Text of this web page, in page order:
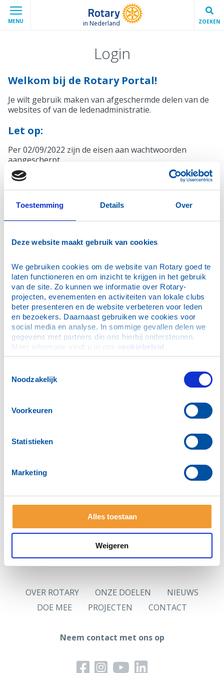
Toestemming Details Over
Deze website maakt gebruik van cookies
We gebruiken cookies om de website van Rotary goed te
laten functioneren en om inzicht te krijgen in het gebruik
van de site. Zo kunnen we informatie over Rotary-
projecten, evenementen en activiteiten van lokale clubs
beter presenteren en de website verbeteren voor leden
en bezoekers. Daarnaast gebruiken we cookies voor
social media en analyse. In sommige gevallen delen we
gegevens met partners die ons hierbij ondersteunen.
Meer informatie vindt u in ons cookiebeleid
Noodzakelijk
Voorkeuren
Statistieken
Marketing
Alles toestaan
Weigeren
MENU in Nederland ZOEKEN
Login
Welkom bij de Rotary Portal!
Je wilt gebruik maken van afgeschermde delen van de
websites of van de ledenadministratie.
Let op:
Per 02/09/2022 zijn de eisen aan wachtwoorden
aangescherpt.
Mocht je wachtwoord niet voldoen, krijg je bij het
inloggen automatisch een melding en de mogelijkheid
een nieuw wachtwoord in te stellen.
Inloggen
Wachtwoord*
Dit is mijn privécomputer, onthoud mijn login (je blijft
maximaal 30 dagen ingelogd)
N.B. De inloggegevens zijn ook geldig voor de Rotary
Hulp bij inloggen
Vraag dan eerst
Hoofdlettergevoelig
Let op: Je wachtwoord is hoofdlettergevoelig.
Jouw in de ledenadministratie opgenomen persoonlijk
e-mailadres is jouw gebruikersnaam.
OVER ROTARY ONZE DOELEN
NIEUWS
DOE MEE
PROJECTEN CONTACT
Neem contact met ons op